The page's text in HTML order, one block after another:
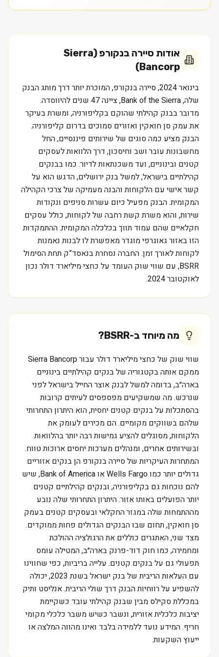
אודות
סיירה בנקורפ (Sierra
Bancorp)
בינואר 2024, סיירה בנקורפ, המוכרת יותר דרך מותג הבנק
שלה, Bank of the Sierra, ציינה 47 שנים להיווסדה.
מדובר בבנק קהילתי שהוקם בקליפורניה, ומשרת בעיקר
את עמק סן חואקין ואזורים סמוכים בדרום קליפורניה.
הבנק מציע כמה סוגים של שירותים פיננסיים, החל
מחשבונות עובר ושב וחיסכון, דרך הלוואות לעסקים
קטנים ובינוניים, ועד משכנתאות לדיור. כמו בבנקים
קהילתיים בישראל, למשל בנק ירושלים, הדגש הוא על
קשר אישי עם הלקוחות והבנה מעמיקה של צרכי הקהילה
המקומית. הבנק מפעיל כיום עשרות סניפים ונקודות
שירות, והוא משרת קשת רחבה של לקוחות, כולל עסקים
חקלאיים שהם עמוד תווך בכלכלה המקומית. ההתמקדות
הזו באזור גאוגרפי מוגדר מאפשרת לו לבנות נאמנות
לקוחות לאורך זמן. החברה נסחרת בנאסד”ק תחת הסימול
BSRR, עם שווי שוק העומד על כחצי מיליארד דולר נכון
לאוקטובר 2024.
מה מיוחד ב-BSRR
?
שווי שוק של כחצי מיליארד דולר עבור Sierra Bancorp
ממקם אותה בקטגוריה של בנקים קהילתיים בינוניים
בארה״ב, בדומה למשל לבנק אוצר החייל בישראל לפני
שנרכש. מה שמשקיעים מפספסים לעיתים קרובות
בהסתכלות על בנקים קטנים יחסית, הוא היתרון התחרותי
שלהם בשווקים מקומיים. הם מכירים לעומק את
הלקוחות, מסוגלים להציע גמישות רבה יותר בהלוואות
ובשירותים אחרים, ומנהלים מערכות יחסים ארוכות טווח.
המתחרות העיקריות של סיירה בנקורפ הן בנקים אזוריים
גדולים יותר כמו Wells Fargo או Bank of America, שיש
להם נוכחות גם בקליפורניה, ובנקים קהילתיים קטנים
יותר הפועלים באותו אזור. היתרון התחרותי שלה נובע
מההתמחות שלה במגזר החקלאי ובעסקים קטנים בעמק
סן חואקין, תחום שבו הבנקים הגדולים פחות ממוקדים.
מצד שני, האתגרים כוללים את הרגולציה ההולכת
ומחמירה, כמו חוק דוד-פרנק בארה״ב, המטילה עומס
תפעולי גם על בנקים קטנים. עלייה בריביות, כפי שחווינו
עם העלאות הריבית של בנק ישראל בשנת 2023, יכולה
להשפיע על רווחיות הבנק דרך שולי הריבית. אנליסט ותיק
במכללת סקילס מבין שבנק קהילתי עובד כשקיימת
יציבות כלכלית אזורית, ונשבר כשיש משבר כלכלי מקומי
חריף. המידע נועד ללמידה בלבד ואינו מהווה המלצה או
ייעוץ השקעות.